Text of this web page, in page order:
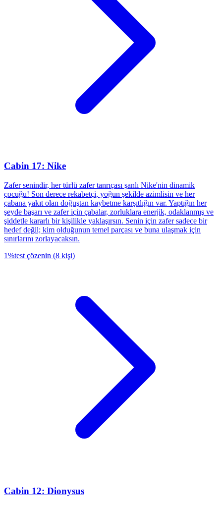
Cabin 17: Nike
Zafer senindir, her türlü zafer tanrıçası şanlı Nike'nin dinamik
çocuğu! Son derece rekabetçi, yoğun şekilde azimlisin ve her
çabana yakıt olan doğuştan kaybetme karşıtlığın var. Yaptığın her
şeyde başarı ve zafer için çabalar, zorluklara enerjik, odaklanmış ve
şiddetle kararlı bir kişilikle yaklaşırsın. Senin için zafer sadece bir
hedef değil; kim olduğunun temel parçası ve buna ulaşmak için
sınırlarını zorlayacaksın.
1%test çözenin (8 kişi)
Cabin 12: Dionysus